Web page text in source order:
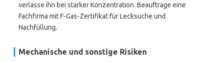
verlasse ihn bei starker Konzentration. Beauftrage eine
Fachfirma mit F-Gas-Zertifikat für Lecksuche und
Nachfüllung.
Mechanische und sonstige Risiken